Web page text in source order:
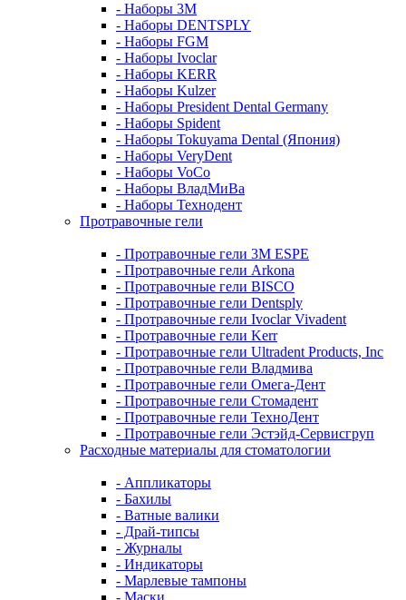
- Наборы 3М
- Наборы DENTSPLY
- Наборы FGM
- Наборы Ivoclar
- Наборы KERR
- Наборы Kulzer
- Наборы President Dental Germany
- Наборы Spident
- Наборы Tokuyama Dental (Япония)
- Наборы VeryDent
- Наборы VoCo
- Наборы ВладМиВа
- Наборы Технодент
Протравочные гели
- Протравочные гели 3М ESPE
- Протравочные гели Arkona
- Протравочные гели BISCO
- Протравочные гели Dentsply
- Протравочные гели Ivoclar Vivadent
- Протравочные гели Kerr
- Протравочные гели Ultradent Products, Inc
- Протравочные гели Владмива
- Протравочные гели Омега-Дент
- Протравочные гели Стомадент
- Протравочные гели ТехноДент
- Протравочные гели Эстэйд-Сервисгруп
Расходные материалы для стоматологии
- Аппликаторы
- Бахилы
- Ватные валики
- Драй-типсы
- Журналы
- Индикаторы
- Марлевые тампоны